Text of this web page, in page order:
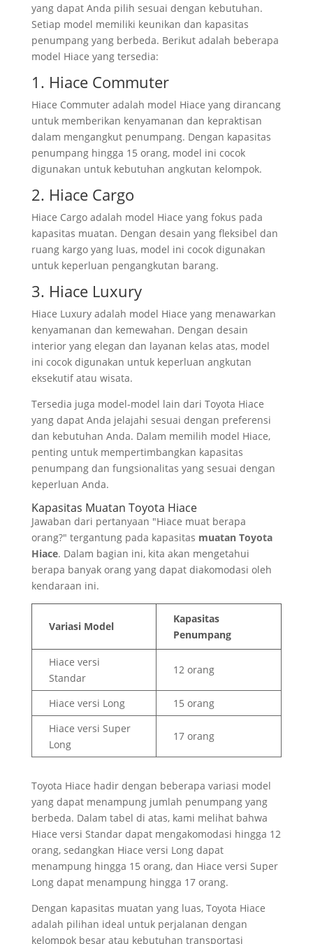
yang dapat Anda pilih sesuai dengan kebutuhan.
Setiap model memiliki keunikan dan kapasitas
penumpang yang berbeda. Berikut adalah beberapa
model Hiace yang tersedia:
1. Hiace Commuter
Hiace Commuter adalah model Hiace yang dirancang
untuk memberikan kenyamanan dan kepraktisan
dalam mengangkut penumpang. Dengan kapasitas
penumpang hingga 15 orang, model ini cocok
digunakan untuk kebutuhan angkutan kelompok.
2. Hiace Cargo
Hiace Cargo adalah model Hiace yang fokus pada
kapasitas muatan. Dengan desain yang fleksibel dan
ruang kargo yang luas, model ini cocok digunakan
untuk keperluan pengangkutan barang.
3. Hiace Luxury
Hiace Luxury adalah model Hiace yang menawarkan
kenyamanan dan kemewahan. Dengan desain
interior yang elegan dan layanan kelas atas, model
ini cocok digunakan untuk keperluan angkutan
eksekutif atau wisata.
Tersedia juga model-model lain dari Toyota Hiace
yang dapat Anda jelajahi sesuai dengan preferensi
dan kebutuhan Anda. Dalam memilih model Hiace,
penting untuk mempertimbangkan kapasitas
penumpang dan fungsionalitas yang sesuai dengan
keperluan Anda.
Kapasitas Muatan Toyota Hiace
Jawaban dari pertanyaan "Hiace muat berapa
orang?" tergantung pada kapasitas muatan Toyota
Hiace. Dalam bagian ini, kita akan mengetahui
berapa banyak orang yang dapat diakomodasi oleh
kendaraan ini.
Variasi Model
Kapasitas
Penumpang
Hiace versi
Standar
12 orang
Hiace versi Long
15 orang
Hiace versi Super
Long
17 orang
Toyota Hiace hadir dengan beberapa variasi model
yang dapat menampung jumlah penumpang yang
berbeda. Dalam tabel di atas, kami melihat bahwa
Hiace versi Standar dapat mengakomodasi hingga 12
orang, sedangkan Hiace versi Long dapat
menampung hingga 15 orang, dan Hiace versi Super
Long dapat menampung hingga 17 orang.
Dengan kapasitas muatan yang luas, Toyota Hiace
adalah pilihan ideal untuk perjalanan dengan
kelompok besar atau kebutuhan transportasi